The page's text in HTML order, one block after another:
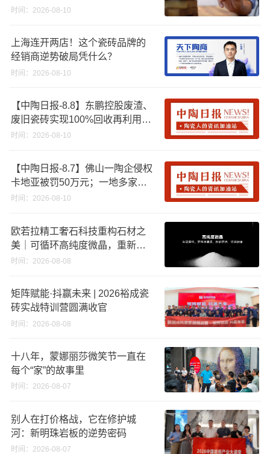
板……
时间：2026-08-10
上海连开两店！这个瓷砖品牌的
经销商逆势破局凭什么？
时间：2026-08-10
【中陶日报-8.8】东鹏控股废渣、
废旧瓷砖实现100%回收再利用；
江西一陶企资产将以2670.88万起
合格
时间：2026-08-10
【中陶日报-8.7】佛山一陶企侵权
卡地亚被罚50万元；一地多家陶
企将涨价；福建持续推进“煤改气”
时间：2026-08-10
欧若拉精工奢石科技重构石材之
美｜可循环高纯度微晶，重新定
义高端奢石原料
时间：2026-08-08
矩阵赋能·抖赢未来 | 2026裕成瓷
砖实战特训营圆满收官
时间：2026-08-08
十八年，蒙娜丽莎微笑节一直在
每个“家”的故事里
时间：2026-08-07
别人在打价格战，它在修护城
河：新明珠岩板的逆势密码
时间：2026-08-07